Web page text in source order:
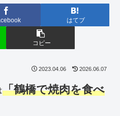
はてブ
コピー
2023.04.06 2026.06.07
「鶴橋で焼肉を食べ